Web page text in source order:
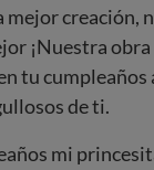
mejor creación,
¡Nuestra
tu cumpleaños
de ti.
mi